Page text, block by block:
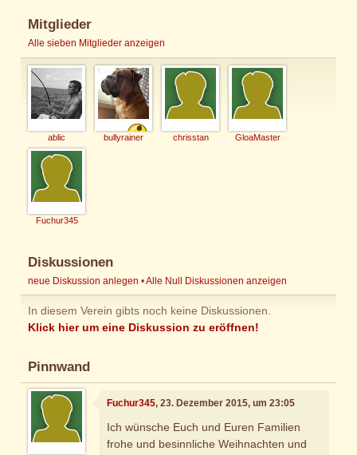
Mitglieder
Alle sieben Mitglieder anzeigen
ablic bullyrainer chrisstan GloaMaster
Fuchur345
Diskussionen
neue Diskussion anlegen •Alle Null Diskussionen anzeigen
In diesem Verein gibts noch keine Diskussionen.
Klick hier um eine Diskussion zu eröffnen!
Pinnwand
Fuchur345, 23. Dezember 2015, um 23:05
Ich wünsche Euch und Euren Familien
frohe und besinnliche Weihnachten und